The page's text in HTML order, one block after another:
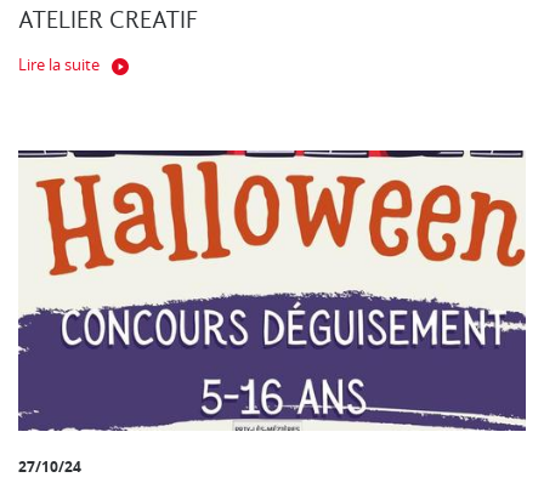
ATELIER CREATIF
Lire la suite
27/10/24